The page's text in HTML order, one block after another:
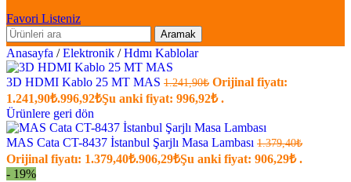
Favori Listeniz
Aramak
Anasayfa / Elektronik / Hdmı Kablolar
3D HDMI Kablo 25 MT MAS 1.241,90₺ Orijinal fiyatı:
1.241,90₺.996,92₺Şu anki fiyat: 996,92₺ .
Ürünlere geri dön
MAS Cata CT-8437 İstanbul Şarjlı Masa Lambası 1.379,40₺
Orijinal fiyatı: 1.379,40₺.906,29₺Şu anki fiyat: 906,29₺ .
- 19%